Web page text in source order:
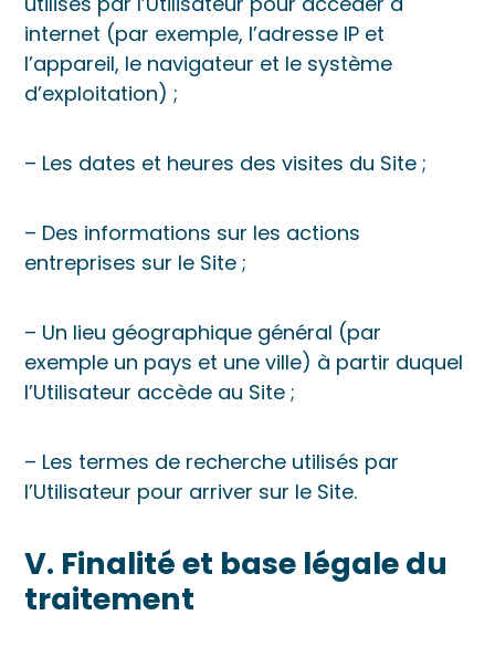
internet (par exemple, l’adresse IP et
l’appareil, le navigateur et le système
d’exploitation) ;
– Les dates et heures des visites du Site ;
– Des informations sur les actions
entreprises sur le Site ;
– Un lieu géographique général (par
exemple un pays et une ville) à partir duquel
l’Utilisateur accède au Site ;
– Les termes de recherche utilisés par
l’Utilisateur pour arriver sur le Site.
V. Finalité et base légale du
traitement